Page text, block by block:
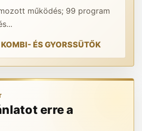
működés; 99 program
KOMBI- ÉS GYORSSÜTŐK
erre a